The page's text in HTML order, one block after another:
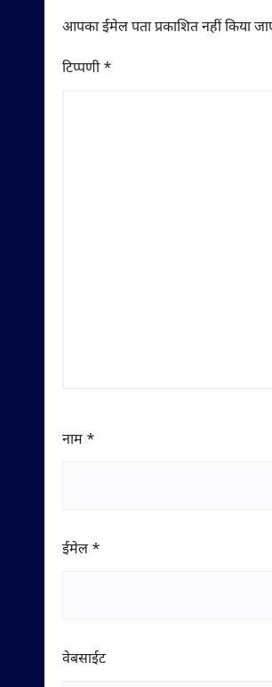
आपका ईमेल पता प्रकाशित नहीं किया
टिप्पणी*
नाम *
ईमेल *
वेबसाईट